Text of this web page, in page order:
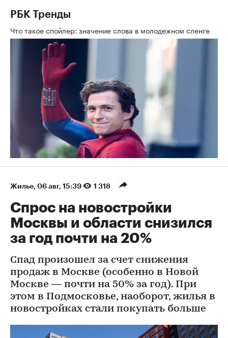
РБК Тренды
Что такое спойлер: значение слова в молодежном сленге
Жилье 06 авг, 15:39 1 318
Спрос на новостройки
Москвы и области снизился
за год почти на 20%
Спад произошел за счет снижения
продаж в Москве (особенно в Новой
Москве — почти на 50% за год). При
этом в Подмосковье, наоборот, жилья в
новостройках стали покупать больше